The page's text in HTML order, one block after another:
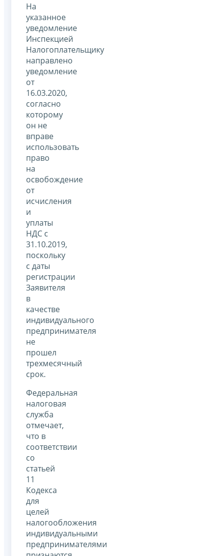
На
указанное
уведомление
Инспекцией
Налогоплательщику
направлено
уведомление
от
16.03.2020,
согласно
которому
он не
вправе
использовать
право
на
освобождение
от
исчисления
и
уплаты
НДС с
31.10.2019,
поскольку
с даты
регистрации
Заявителя
в
качестве
индивидуального
предпринимателя
не
прошел
трехмесячный
срок.
Федеральная
налоговая
служба
отмечает,
что в
соответствии
со
статьей
11
Кодекса
для
целей
налогообложения
индивидуальными
предпринимателями